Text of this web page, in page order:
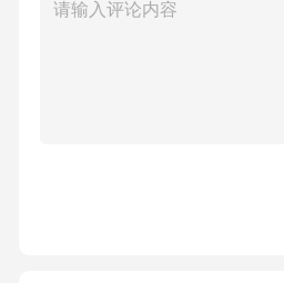
督，并有权要求乙方履行合
的违约及限制条款3.1乙方
其义务，如未能履行或违